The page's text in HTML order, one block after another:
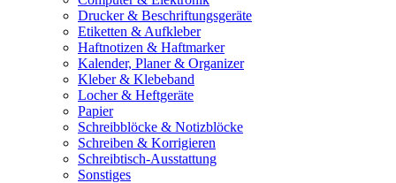
Drucker & Beschriftungsgeräte
Etiketten & Aufkleber
Haftnotizen & Haftmarker
Kalender, Planer & Organizer
Kleber & Klebeband
Locher & Heftgeräte
Papier
Schreibblöcke & Notizblöcke
Schreiben & Korrigieren
Schreibtisch-Ausstattung
Sonstiges